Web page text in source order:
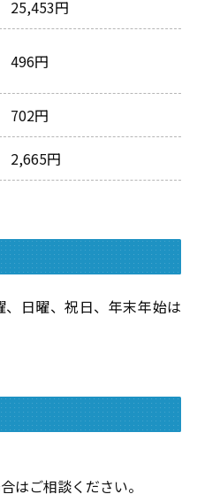
25,453円
496円
702円
2,665円
日曜、祝日、年末年始は
はご相談ください。